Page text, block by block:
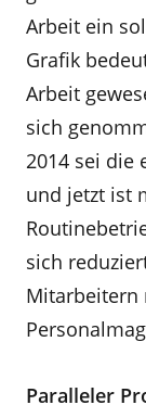
Arbeit ein
Grafik
Arbeit
sich
2014 sei die
und jetzt ist
sich
Mitarbeitern
Paralleler